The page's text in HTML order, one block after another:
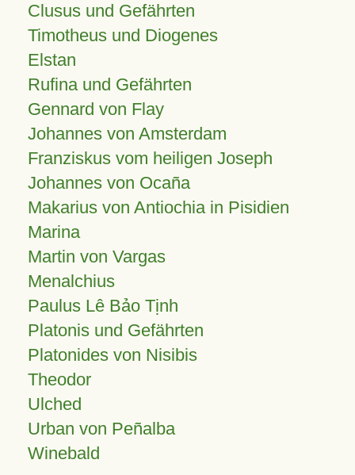
Clusus und Gefährten
Timotheus und Diogenes
Elstan
Rufina und Gefährten
Gennard von Flay
Johannes von Amsterdam
Franziskus vom heiligen Joseph
Johannes von Ocaña
Makarius von Antiochia in Pisidien
Marina
Martin von Vargas
Menalchius
Paulus Lê Bảo Tịnh
Platonis und Gefährten
Platonides von Nisibis
Theodor
Ulched
Urban von Peñalba
Winebald